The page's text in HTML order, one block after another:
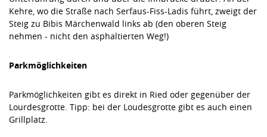
Kehre, wo die Straße nach Serfaus-Fiss-Ladis führt, zweigt der
Steig zu Bibis Märchenwald links ab (den oberen Steig
nehmen - nicht den asphaltierten Weg!)
Parkmöglichkeiten
Parkmöglichkeiten gibt es direkt in Ried oder gegenüber der
Lourdesgrotte. Tipp: bei der Loudesgrotte gibt es auch einen
Grillplatz.